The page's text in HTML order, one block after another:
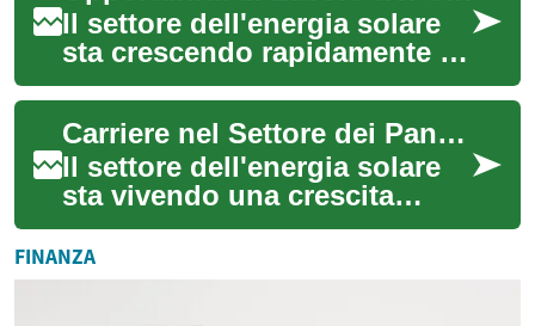
Il settore dell'energia solare
sta crescendo rapidamente in
Italia e nel mondo, creando
nuove opportunità di
carriera...
Carriere nel Settore dei Pannelli Solari: Prospettive e Formazione
Il settore dell'energia solare
sta vivendo una crescita
significativa, offrendo diverse
possibilità professionali per...
FINANZA